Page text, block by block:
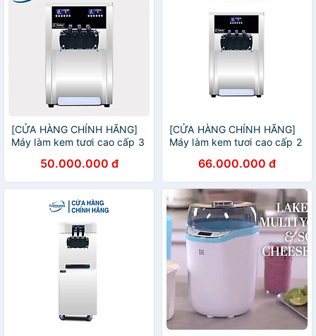
[CỬA HÀNG CHÍNH HÃNG]
Máy làm kem tươi cao cấp 3
50.000.000 đ
[CỬA HÀNG CHÍNH HÃNG]
Máy làm kem tươi cao cấp 2
66.000.000 đ